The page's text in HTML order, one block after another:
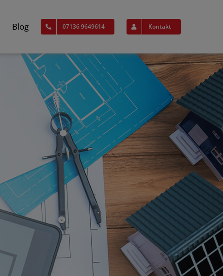
Blog 07136 9649614 Kontakt